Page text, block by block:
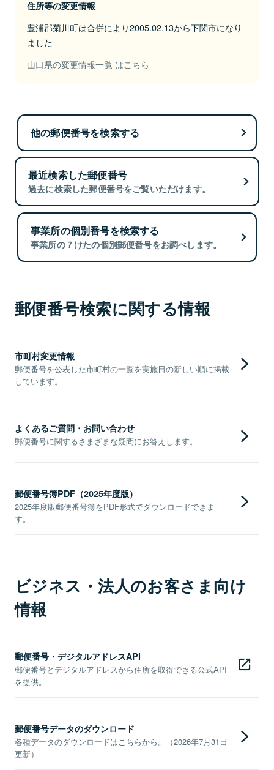
住所等の変更情報
豊浦郡菊川町は合併により2005.02.13から下関市になり
ました
山口県の変更情報一覧 はこちら
他の郵便番号を検索する
最近検索した郵便番号
過去に検索した郵便番号をご覧いただけます。
事業所の個別番号を検索する
事業所の７けたの個別郵便番号をお調べします。
郵便番号検索に関する情報
市町村変更情報
郵便番号を公表した市町村の一覧を実施日の新しい順に掲載
しています。
よくあるご質問・お問い合わせ
郵便番号に関するさまざまな疑問にお答えします。
郵便番号簿PDF（2025年度版）
2025年度版郵便番号簿をPDF形式でダウンロードできま
す。
ビジネス・法人のお客さま向け
情報
郵便番号・デジタルアドレスAPI
郵便番号とデジタルアドレスから住所を取得できる公式API
を提供。
郵便番号データのダウンロード
各種データのダウンロードはこちらから。（2026年7月31日
更新）